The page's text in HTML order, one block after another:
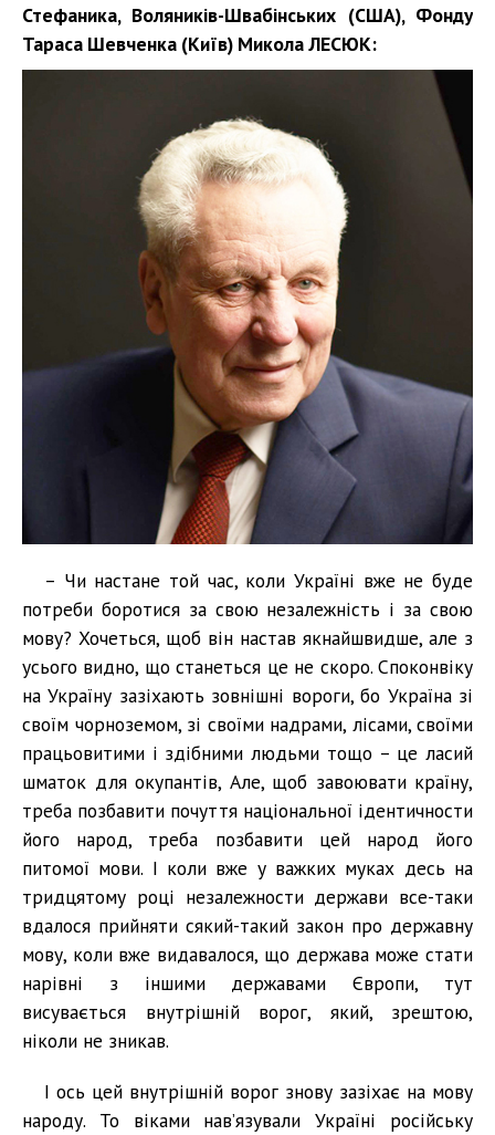
Стефаника, Воляників-Швабінських (США), Фонду
Тараса Шевченка (Київ) Микола ЛЕСЮК:
– Чи настане той час, коли Україні вже не буде
потреби боротися за свою незалежність і за свою
мову? Хочеться, щоб він настав якнайшвидше, але з
усього видно, що станеться це не скоро. Споконвіку
на Україну зазіхають зовнішні вороги, бо Україна зі
своїм чорноземом, зі своїми надрами, лісами, своїми
працьовитими і здібними людьми тощо – це ласий
шматок для окупантів, Але, щоб завоювати країну,
треба позбавити почуття національної ідентичности
його народ, треба позбавити цей народ його
питомої мови. І коли вже у важких муках десь на
тридцятому році незалежности держави все-таки
вдалося прийняти сякий-такий закон про державну
мову, коли вже видавалося, що держава може стати
нарівні з іншими державами Європи, тут
висувається внутрішній ворог, який, зрештою,
ніколи не зникав.
І ось цей внутрішній ворог знову зазіхає на мову
народу. То віками нав’язували Україні російську